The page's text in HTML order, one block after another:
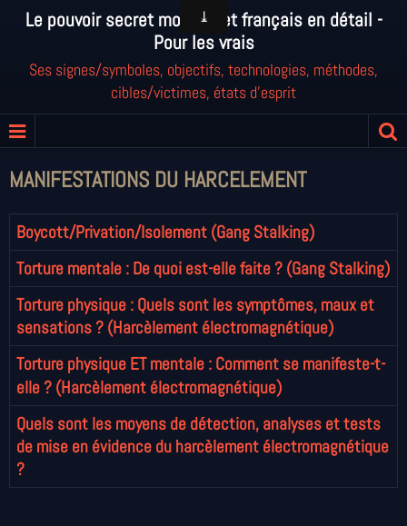
Le pouvoir secret mondial et français en détail -
Pour les vrais
Ses signes/symboles, objectifs, technologies, méthodes,
cibles/victimes, états d'esprit
MANIFESTATIONS DU HARCELEMENT
Boycott/Privation/Isolement (Gang Stalking)
Torture mentale : De quoi est-elle faite ? (Gang Stalking)
Torture physique : Quels sont les symptômes, maux et
sensations ? (Harcèlement électromagnétique)
Torture physique ET mentale : Comment se manifeste-t-
elle ? (Harcèlement électromagnétique)
Quels sont les moyens de détection, analyses et tests
de mise en évidence du harcèlement électromagnétique
?